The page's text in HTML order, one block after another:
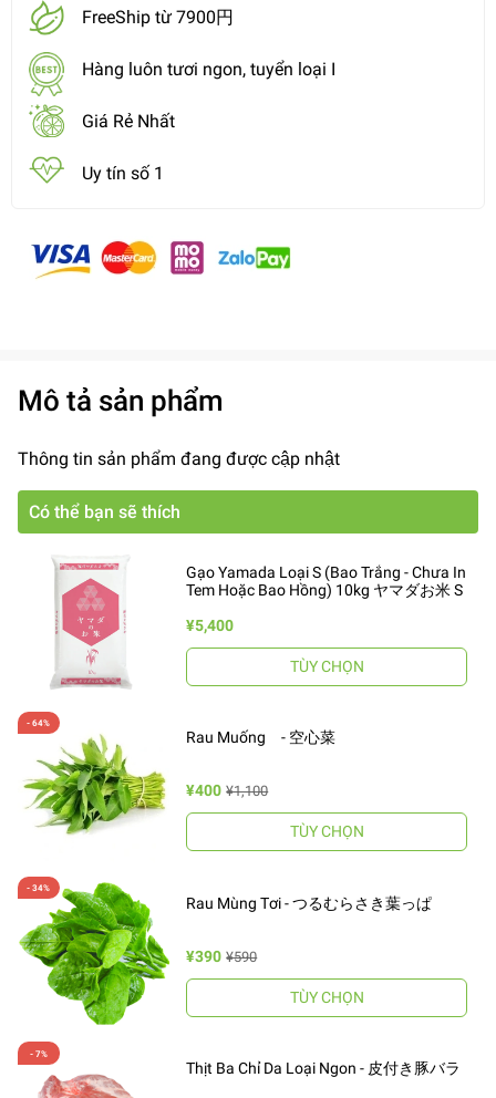
FreeShip từ 7900円
Hàng luôn tươi ngon, tuyển loại I
Giá Rẻ Nhất
Uy tín số 1
Mô tả sản phẩm
Thông tin sản phẩm đang được cập nhật
Có thể bạn sẽ thích
Gạo Yamada Loại S (Bao Trắng - Chưa In
Tem Hoặc Bao Hồng) 10kg ヤマダお米 S
¥5,400
TÙY CHỌN
Rau Muống - 空心菜
¥400 ¥1,100
TÙY CHỌN
Rau Mùng Tơi - つるむらさき葉っぱ
¥390 ¥590
TÙY CHỌN
Thịt Ba Chỉ Da Loại Ngon - 皮付き豚バラ